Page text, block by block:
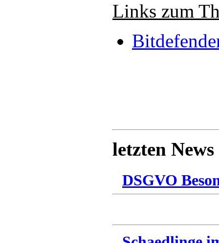
Links zum
letzten News
DSGVO